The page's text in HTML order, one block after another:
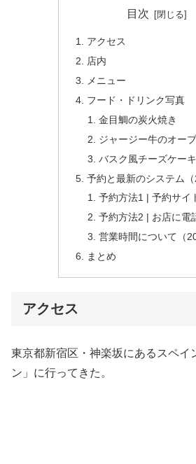
目次
アクセス
店内
メニュー
フード・ドリンク写真
金目鯛の炭火焼き
ジャージー牛のオー
バスク風チーズケーキ
予約と最新のシステム（
予約方法1 | 予約サイ
予約方法2 | お店に電
営業時間について（
まとめ
アクセス
東京都新宿区・神楽坂にあるスペイ
ン」に行ってきた。